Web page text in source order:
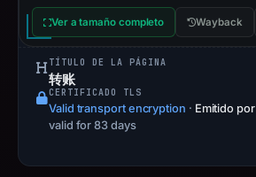
Ver a tamaño completo Wayback
TÍTULO DE LA PÁGINA
转账
CERTIFICADO TLS
Valid transport encryption · Emitido por
valid for 83 days